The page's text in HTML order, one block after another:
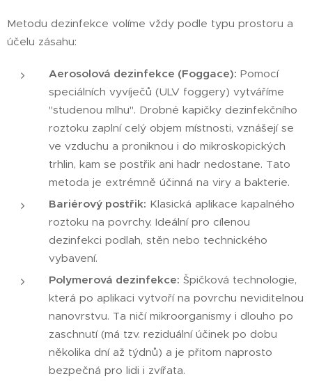
Metodu dezinfekce volíme vždy podle typu prostoru a
účelu zásahu:
Aerosolová dezinfekce (Foggace): Pomocí
speciálních vyvíječů (ULV foggery) vytváříme
"studenou mlhu". Drobné kapičky dezinfekčního
roztoku zaplní celý objem místnosti, vznášejí se
ve vzduchu a proniknou i do mikroskopických
trhlin, kam se postřik ani hadr nedostane. Tato
metoda je extrémně účinná na viry a bakterie.
Bariérový postřik: Klasická aplikace kapalného
roztoku na povrchy. Ideální pro cílenou
dezinfekci podlah, stěn nebo technického
vybavení.
Polymerová dezinfekce: Špičková technologie,
která po aplikaci vytvoří na povrchu neviditelnou
nanovrstvu. Ta ničí mikroorganismy i dlouho po
zaschnutí (má tzv. reziduální účinek po dobu
několika dní až týdnů) a je přitom naprosto
bezpečná pro lidi i zvířata.